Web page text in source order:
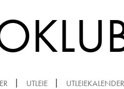
UTLEIE UTLEIEKALENDER